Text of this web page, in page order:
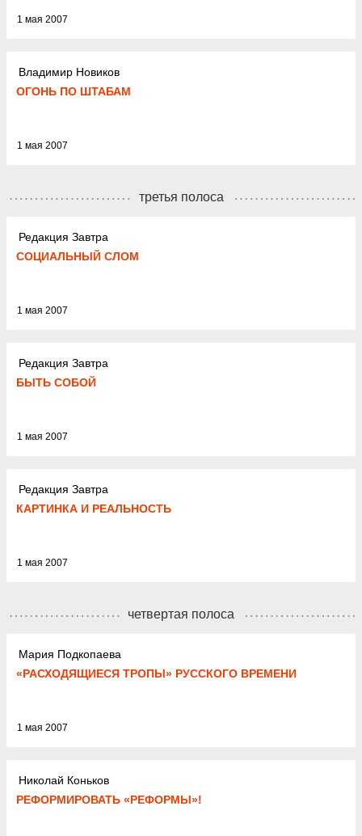
1 мая 2007
Владимир Новиков
ОГОНЬ ПО ШТАБАМ
1 мая 2007
третья полоса
Редакция Завтра
СОЦИАЛЬНЫЙ СЛОМ
1 мая 2007
Редакция Завтра
БЫТЬ СОБОЙ
1 мая 2007
Редакция Завтра
КАРТИНКА И РЕАЛЬНОСТЬ
1 мая 2007
четвертая полоса
Мария Подкопаева
«РАСХОДЯЩИЕСЯ ТРОПЫ» РУССКОГО ВРЕМЕНИ
1 мая 2007
Николай Коньков
РЕФОРМИРОВАТЬ «РЕФОРМЫ»!